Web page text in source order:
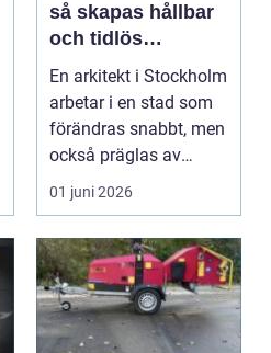
så skapas hållbar
och tidlös
arkitektur i
huvudstaden
En arkitekt i Stockholm
arbetar i en stad som
förändras snabbt, men
också präglas av
starka historis...
01 juni 2026